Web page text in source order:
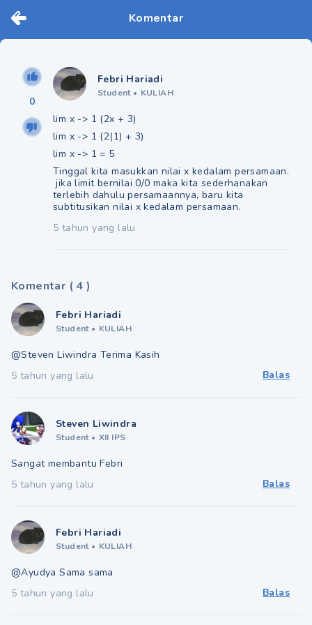
Komentar
0
Febri Hariadi
Student • KULIAH
lim x -> 1 (2x + 3)
lim x -> 1 (2(1) + 3)
lim x -> 1 = 5
Tinggal kita masukkan nilai x kedalam persamaan.
jika limit bernilai 0/0 maka kita sederhanakan
terlebih dahulu persamaannya, baru kita
subtitusikan nilai x kedalam persamaan.
5 tahun yang lalu
Komentar ( 4 )
Febri Hariadi
Student • KULIAH
@Steven Liwindra Terima Kasih
5 tahun yang lalu
Balas
Steven Liwindra
Student • XII IPS
Sangat membantu Febri
5 tahun yang lalu
Balas
Febri Hariadi
Student • KULIAH
@Ayudya Sama sama
5 tahun yang lalu
Balas